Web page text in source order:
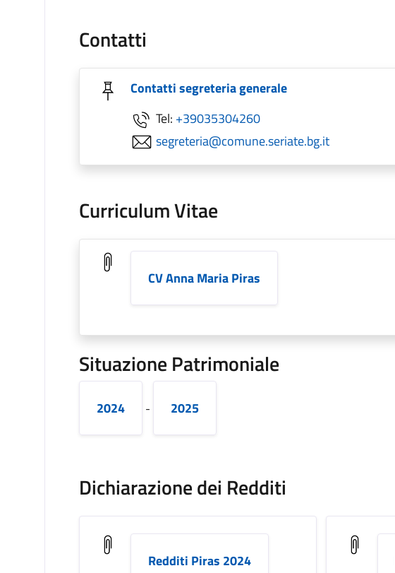
Contatti
Contatti segreteria generale
Tel: +39035304260
segreteria@comune.seriate.bg.it
Curriculum Vitae
CV Anna Maria Piras
Situazione Patrimoniale
2024 - 2025
Dichiarazione dei Redditi
Redditi Piras 2024